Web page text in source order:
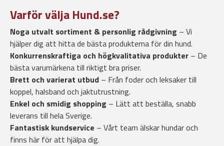
Varför välja Hund.se?
Noga utvalt sortiment & personlig rådgivning – Vi
hjälper dig att hitta de bästa produkterna för din hund.
Konkurrenskraftiga och högkvalitativa produkter – De
bästa varumärkena till riktigt bra priser.
Brett och varierat utbud – Från foder och leksaker till
koppel, halsband och jaktutrustning.
Enkel och smidig shopping – Lätt att beställa, snabb
leverans till hela Sverige.
Fantastisk kundservice – Vårt team älskar hundar och
finns här för att hjälpa dig.